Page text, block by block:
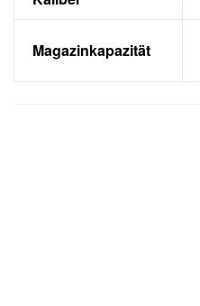
Magazinkapazität